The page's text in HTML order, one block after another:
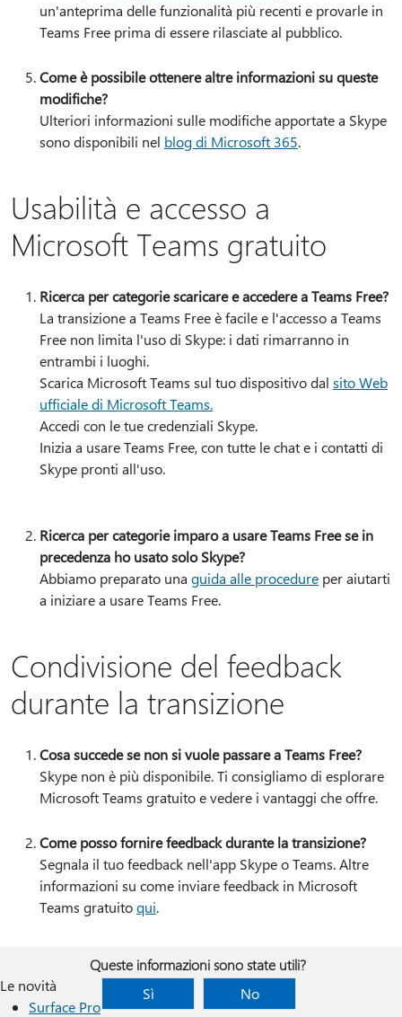
un'anteprima delle funzionalità più recenti e provarle in
Teams Free prima di essere rilasciate al pubblico.
Come è possibile ottenere altre informazioni su queste
modifiche?
Ulteriori informazioni sulle modifiche apportate a Skype
sono disponibili nel blog di Microsoft 365.
Usabilità e accesso a
Microsoft Teams gratuito
Ricerca per categorie scaricare e accedere a Teams Free?
La transizione a Teams Free è facile e l'accesso a Teams
Free non limita l'uso di Skype: i dati rimarranno in
entrambi i luoghi.
Scarica Microsoft Teams sul tuo dispositivo dal sito Web
ufficiale di Microsoft Teams.
Accedi con le tue credenziali Skype.
Inizia a usare Teams Free, con tutte le chat e i contatti di
Skype pronti all'uso.
Ricerca per categorie imparo a usare Teams Free se in
precedenza ho usato solo Skype?
Abbiamo preparato una guida alle procedure per aiutarti
a iniziare a usare Teams Free.
Condivisione del feedback
durante la transizione
Cosa succede se non si vuole passare a Teams Free?
Skype non è più disponibile. Ti consigliamo di esplorare
Microsoft Teams gratuito e vedere i vantaggi che offre.
Come posso fornire feedback durante la transizione?
Segnala il tuo feedback nell'app Skype o Teams. Altre
informazioni su come inviare feedback in Microsoft
Teams gratuitoqui.
Queste informazioni sono state utili?
Sì
No
Le novità
Surface Pro